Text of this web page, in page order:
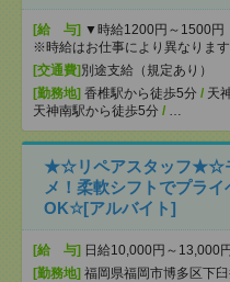
[給 与] ▼時給1200円～1500
※時給はお仕事により異なります
[交通費] 別途支給（規定あり）
[勤務地] 香椎駅から徒歩5分 / 天
天神南駅から徒歩5分 / …
★☆リペアスタッフ★☆
メ！柔軟シフトでプラ
OK☆[アルバイト]
[給 与] 日給10,000円～13,000円
[勤務地] 福岡県福岡市博多区下